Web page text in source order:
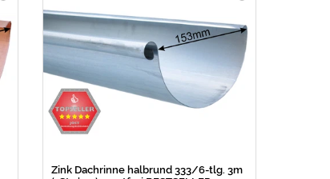
Zink Dachrinne halbrund 333/6-tlg. 3m